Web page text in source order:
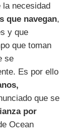
necesidad
que navegan,
y que
que toman
se
Es por ello
que se
por
Ocean